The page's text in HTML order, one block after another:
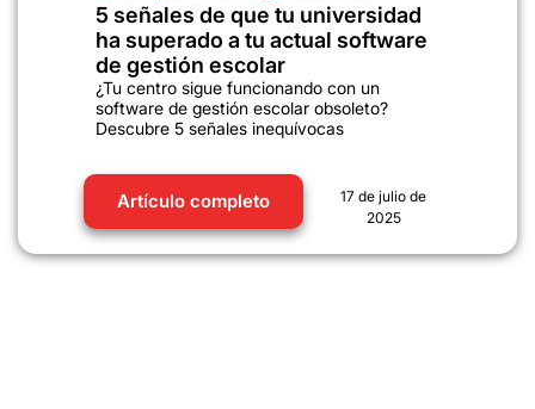
5 señales de que tu universidad
ha superado a tu actual software
de gestión escolar
¿Tu centro sigue funcionando con un
software de gestión escolar obsoleto?
Descubre 5 señales inequívocas
Artículo completo
17 de julio de
2025